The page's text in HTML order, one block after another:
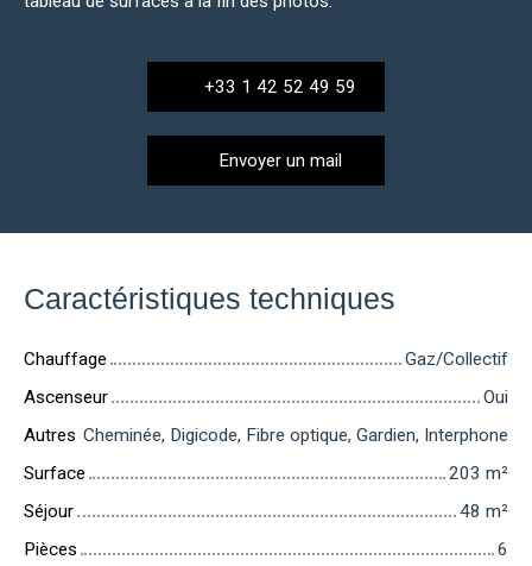
+33 1 42 52 49 59
Envoyer un mail
Caractéristiques techniques
Chauffage
Gaz/Collectif
Ascenseur
Oui
Autres Cheminée, Digicode, Fibre optique, Gardien, Interphone
Surface
203 m²
Séjour
48 m²
Pièces
6